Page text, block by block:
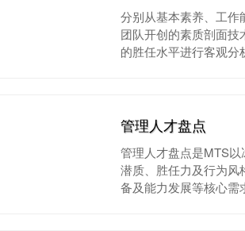
分别从基本素养、工
团队开创的素质剖面
的胜任水平进行客观分
管理人才盘点
管理人才盘点是MTS
潜质、胜任力及行为风
备及能力发展等核心需